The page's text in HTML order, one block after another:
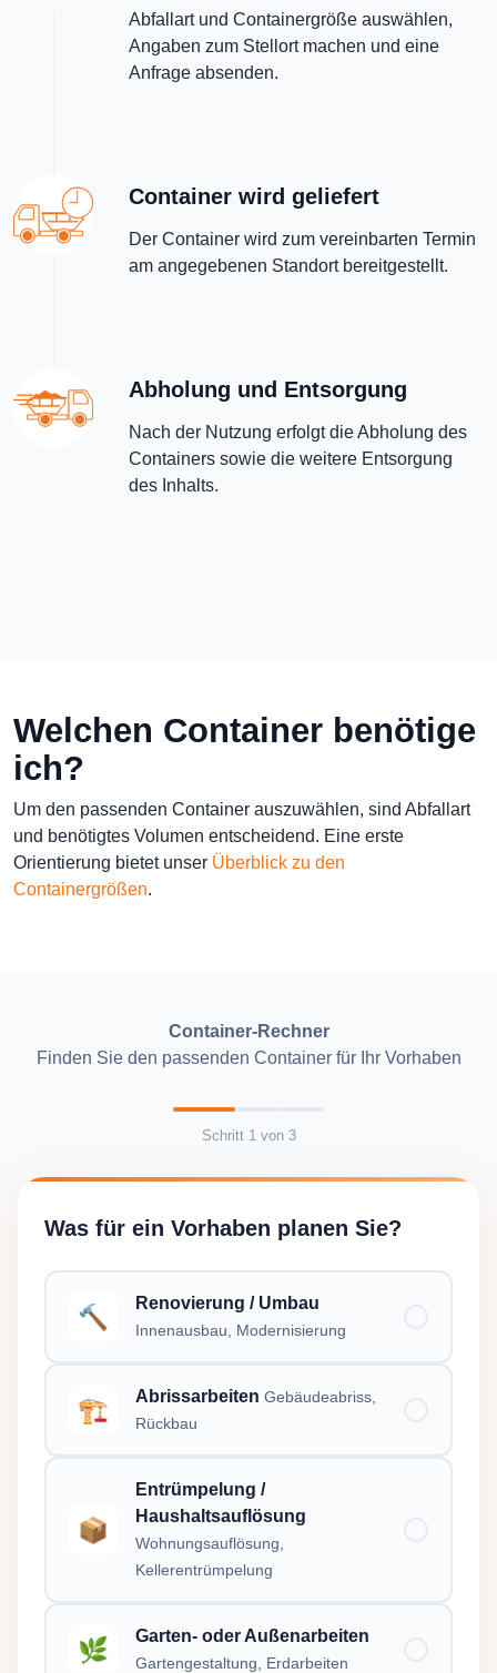
Abfallart und Containergröße auswählen,
Angaben zum Stellort machen und eine
Anfrage absenden.
Container wird geliefert
Der Container wird zum vereinbarten Termin
am angegebenen Standort bereitgestellt.
Abholung und Entsorgung
Nach der Nutzung erfolgt die Abholung des
Containers sowie die weitere Entsorgung
des Inhalts.
Welchen Container benötige
ich?
Um den passenden Container auszuwählen, sind Abfallart
und benötigtes Volumen entscheidend. Eine erste
Orientierung bietet unser Überblick zu den
Containergrößen.
Container-Rechner
Finden Sie den passenden Container für Ihr Vorhaben
Schritt 1von 3
Was für ein Vorhaben planen Sie?
🔨 Renovierung / Umbau
Innenausbau, Modernisierung
🏗️ Abrissarbeiten Gebäudeabriss,
Rückbau
📦
Entrümpelung /
Haushaltsauflösung
Wohnungsauflösung,
Kellerentrümpelung
🌿 Garten- oder Außenarbeiten
Gartengestaltung, Erdarbeiten